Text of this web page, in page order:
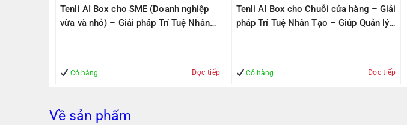
Tenli AI Box cho SME (Doanh nghiệp
vừa và nhỏ) – Giải pháp Trí Tuệ Nhân
Có hàng Đọc tiếp
Tenli AI Box cho Chuỗi cửa hàng – Giải
pháp Trí Tuệ Nhân Tạo – Giúp Quản lý
Có hàng Đọc tiếp
Về sản phẩm